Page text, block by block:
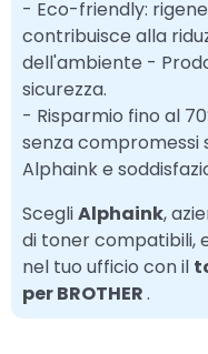
- Eco-friendly:
contribuisce alla
dell'ambiente -
sicurezza.
- Risparmio fino al
senza compromessi
Alphaink e
ScegliAlphaink,
di toner compatibili,
nel tuo ufficio con il
per BROTHER.